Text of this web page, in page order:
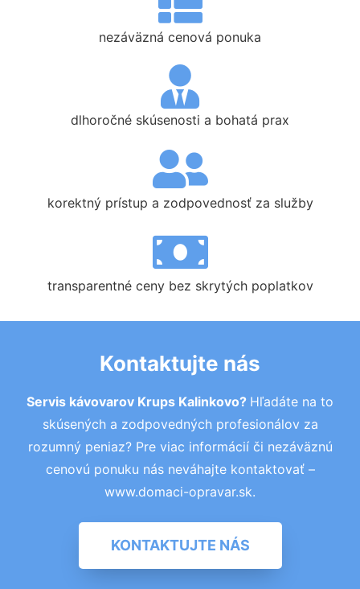
nezáväzná cenová ponuka
dlhoročné skúsenosti a bohatá prax
korektný prístup a zodpovednosť za služby
transparentné ceny bez skrytých poplatkov
Kontaktujte nás
Servis kávovarov Krups Kalinkovo? Hľadáte na to
skúsených a zodpovedných profesionálov za
rozumný peniaz? Pre viac informácií či nezáväznú
cenovú ponuku nás neváhajte kontaktovať –
www.domaci-opravar.sk.
KONTAKTUJTE NÁS